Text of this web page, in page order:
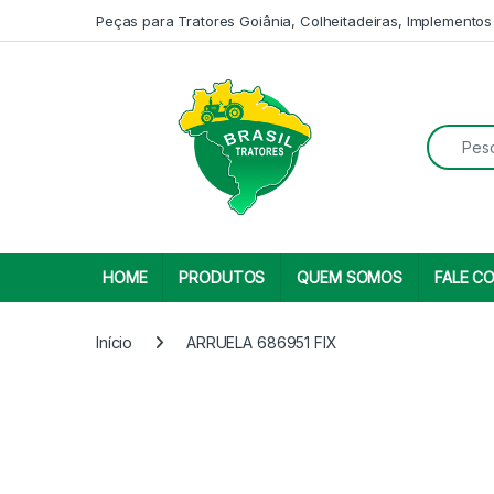
Peças para Tratores Goiânia, Colheitadeiras,
Search
HOME PRODUTOS QUEM SOMOS FALE
Início ARRUELA 686951 FIX